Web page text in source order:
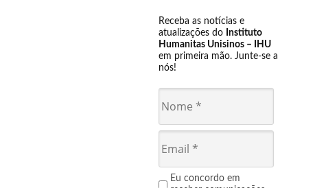
Receba as notícias e
atualizações do Instituto
Humanitas Unisinos – IHU
em primeira mão. Junte-se a
nós!
Eu concordo em